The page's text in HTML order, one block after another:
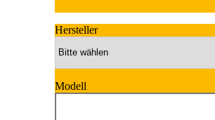
Hersteller
Modell